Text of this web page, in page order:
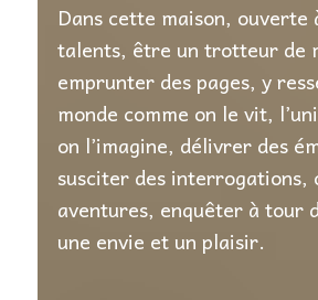
Dans cette maison, ouverte
talents, être un trotteur de
emprunter des pages, y
monde comme on le vit,
on l’imagine, délivrer des
susciter des interrogations,
aventures, enquêter à tour
une envie et un plaisir.